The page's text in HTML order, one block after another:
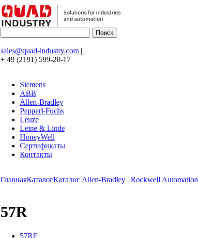
sales@quad-industry.com|
+ 49 (2191) 599-20-17
Siemens
ABB
Allen-Bradley
Pepperl-Fuchs
Leuze
Leine & Linde
HoneyWell
Сертификаты
Контакты
ГлавнаяКаталогКаталог Allen-Bradley | Rockwell Automation
57R
57RF